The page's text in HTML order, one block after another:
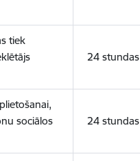
tiek
24 stundas
sociālos
24 stundas